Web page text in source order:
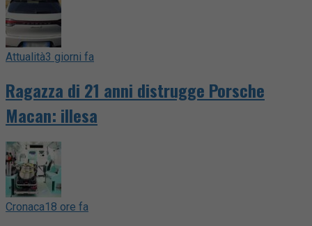
Attualità3 giorni fa
Ragazza di 21 anni distrugge Porsche
Macan: illesa
Cronaca18 ore fa